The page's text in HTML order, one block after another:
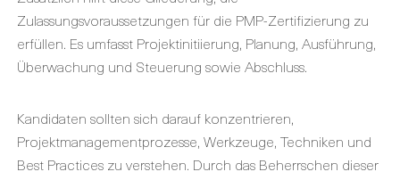
Zulassungsvoraussetzungen für die PMP-Zertifizierung zu
erfüllen. Es umfasst Projektinitiierung, Planung, Ausführung,
Überwachung und Steuerung sowie Abschluss.
Kandidaten sollten sich darauf konzentrieren,
Projektmanagementprozesse, Werkzeuge, Techniken und
Best Practices zu verstehen. Durch das Beherrschen dieser